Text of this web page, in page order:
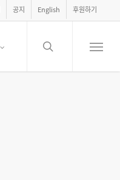
공지 English 후원하기
search
Menu